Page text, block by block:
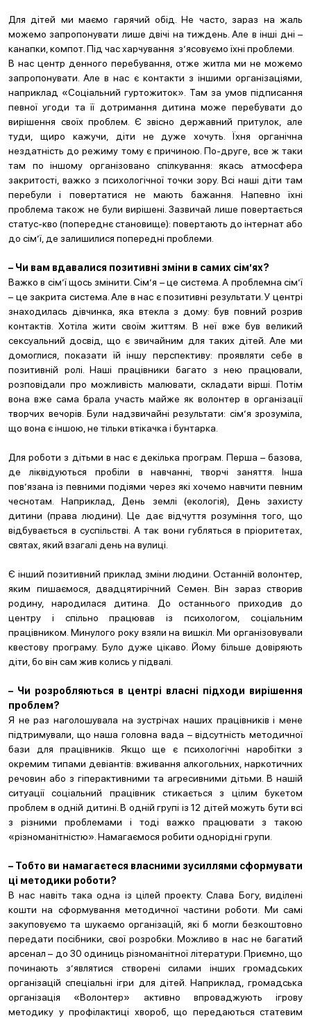
Для дітей ми маємо гарячий обід. Не часто, зараз на жаль
можемо запропонувати лише двічі на тиждень. Але в інші дні –
канапки, компот. Під час харчування з’ясовуємо їхні проблеми.
В нас центр денного перебування, отже житла ми не можемо
запропонувати. Але в нас є контакти з іншими організаціями,
наприклад «Соціальний гуртожиток». Там за умов підписання
певної угоди та її дотримання дитина може перебувати до
вирішення своїх проблем. Є звісно державний притулок, але
туди, щиро кажучи, діти не дуже хочуть. Їхня органічна
нездатність до режиму тому є причиною. По-друге, все ж таки
там по іншому організовано спілкування: якась атмосфера
закритості, важко з психологічної точки зору. Всі наші діти там
перебули і повертатися не мають бажання. Напевно їхні
проблема також не були вирішені. Зазвичай лише повертається
статус-кво (попереднє становище): повертають до інтернат або
до сім’ї, де залишилися попередні проблеми.
– Чи вам вдавалися позитивні зміни в самих сім’ях?
Важко в сім’ї щось змінити. Сім’я – це система. А проблемна сім’ї
– це закрита система. Але в нас є позитивні результати. У центрі
знаходилась дівчинка, яка втекла з дому: був повний розрив
контактів. Хотіла жити своїм життям. В неї вже був великий
сексуальний досвід, що є звичайним для таких дітей. Але ми
домоглися, показати їй іншу перспективу: проявляти себе в
позитивній ролі. Наші працівники багато з нею працювали,
розповідали про можливість малювати, складати вірші. Потім
вона вже сама брала участь майже як волонтер в організації
творчих вечорів. Були надзвичайні результати: сім’я зрозуміла,
що вона є іншою, не тільки втікачка і бунтарка.
Для роботи з дітьми в нас є декілька програм. Перша – базова,
де ліквідуються пробіли в навчанні, творчі заняття. Інша
пов’язана із певними подіями через які хочемо навчити певним
чеснотам. Наприклад, День землі (екологія), День захисту
дитини (права людини). Це дає відчуття розуміння того, що
відбувається в суспільстві. А так вони губляться в пріоритетах,
святах, який взагалі день на вулиці.
Є інший позитивний приклад зміни людини. Останній волонтер,
яким пишаємося, двадцятирічний Семен. Він зараз створив
родину, народилася дитина. До останнього приходив до
центру і спільно працював із психологом, соціальним
працівником. Минулого року взяли на вишкіл. Ми організовували
квестову програму. Було дуже цікаво. Йому більше довіряють
діти, бо він сам жив колись у підвалі.
– Чи розробляються в центрі власні підходи вирішення
проблем?
Я не раз наголошувала на зустрічах наших працівників і мене
підтримували, що наша головна вада – відсутність методичної
бази для працівників. Якщо ще є психологічні наробітки з
окремим типами девіантів: вживання алкогольних, наркотичних
речовин або з гіперактивними та агресивними дітьми. В нашій
ситуації соціальний працівник стикається з цілим букетом
проблем в одній дитині. В одній групі із 12 дітей можуть бути всі
з різними проблемами і тоді важко працювати з такою
«різноманітністю». Намагаємося робити однорідні групи.
– Тобто ви намагаєтеся власними зусиллями сформувати
ці методики роботи?
В нас навіть така одна із цілей проекту. Слава Богу, виділені
кошти на сформування методичної частини роботи. Ми самі
закуповуємо та шукаємо організацій, які б могли безкоштовно
передати посібники, свої розробки. Можливо в нас не багатий
арсенал – до 30 одиниць різноманітної літератури. Приємно, що
починають з’являтися створені силами інших громадських
організацій спеціальні ігри для дітей. Наприклад, громадська
організація «Волонтер» активно впроваджують ігрову
методику у профілактиці хвороб, що передаються статевим